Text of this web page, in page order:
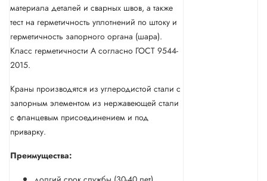
материала деталей и сварных швов, а также
тест на герметичность уплотнений по штоку и
герметичность запорного органа (шара).
Класс герметичности А согласно ГОСТ 9544-
2015.
Краны производятся из углеродистой стали с
запорным элементом из нержавеющей стали
с фланцевым присоединением и под
приварку.
Преимущества: